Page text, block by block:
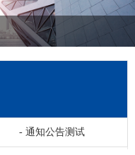
- 通知公告测试